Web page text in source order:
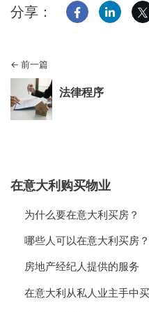
分享： 在脸书上分享
在领英
← 前一篇
法律程序
在意大利购买物业
为什么要在意大利买房？
哪些人可以在意大利买房？
房地产经纪人提供的服务
在意大利从私人业主手中